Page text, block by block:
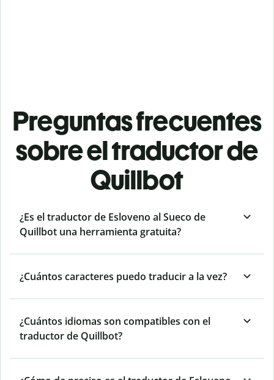
Preguntas frecuentes
sobre el traductor de
Quillbot
¿Es el traductor de Esloveno al Sueco de
Quillbot una herramienta gratuita?
¿Cuántos caracteres puedo traducir a la vez?
¿Cuántos idiomas son compatibles con el
traductor de Quillbot?